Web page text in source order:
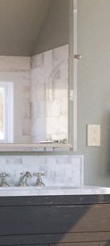
87 50
All Rights Reserved